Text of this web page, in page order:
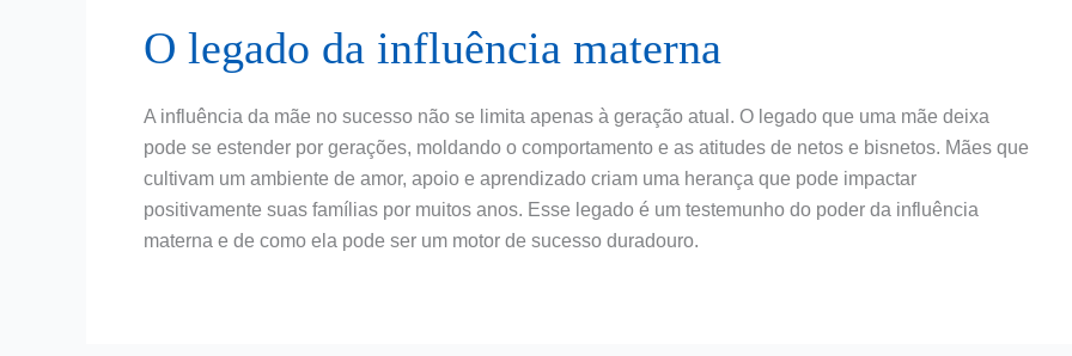
O legado da influência materna
A influência da mãe no sucesso não se limita apenas à geração atual. O legado que uma mãe deixa
pode se estender por gerações, moldando o comportamento e as atitudes de netos e bisnetos. Mães que
cultivam um ambiente de amor, apoio e aprendizado criam uma herança que pode impactar
positivamente suas famílias por muitos anos. Esse legado é um testemunho do poder da influência
materna e de como ela pode ser um motor de sucesso duradouro.